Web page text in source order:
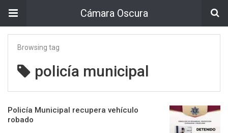
Cámara Oscura
Browsing tag
policía municipal
Policía Municipal recupera vehículo
robado